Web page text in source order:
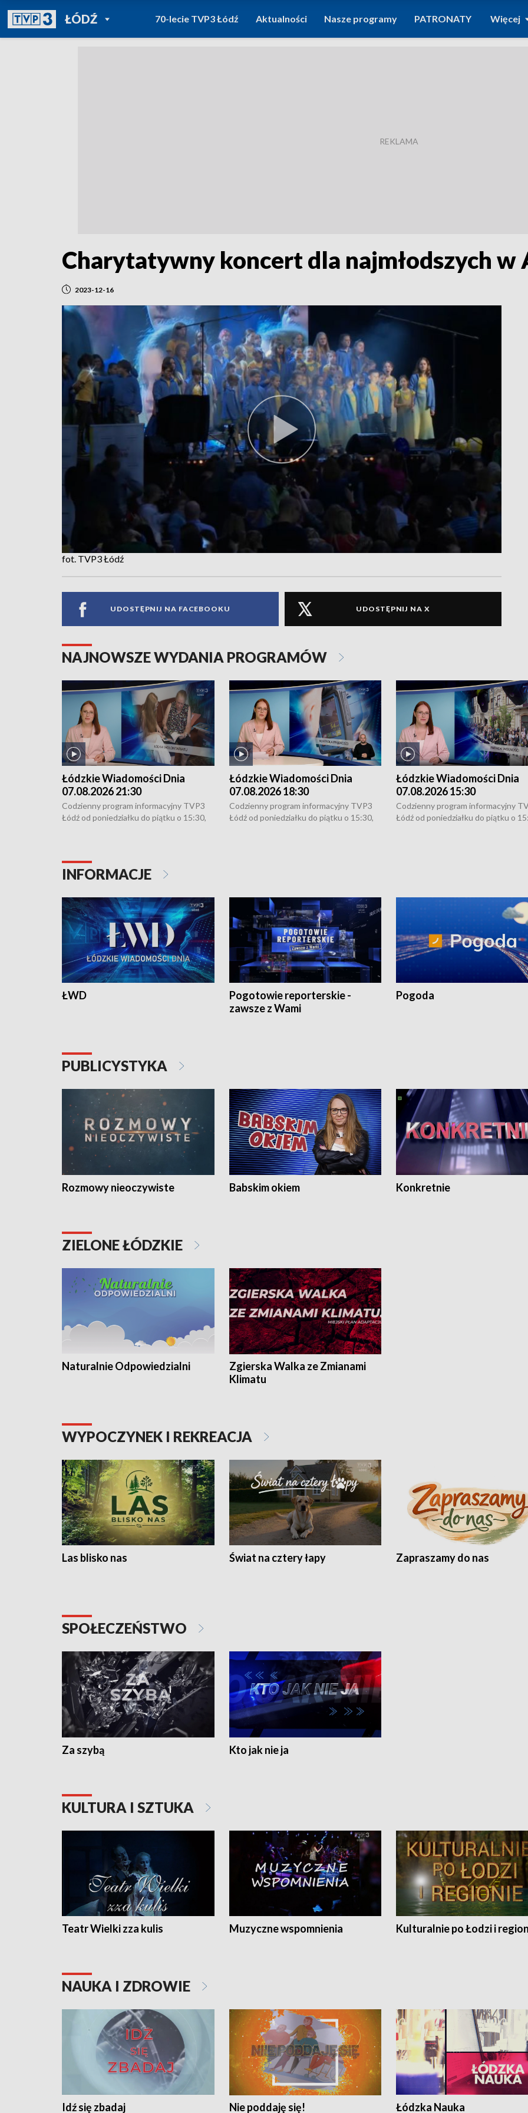
ŁÓDŹPOWRÓT DO
TVP REGIONY
70-lecie TVP3 Łódź Aktualności Nasze programy PATRONATY Więcej
Charytatywny koncert dla najmłodszych w
2023-12-16
fot. TVP3 Łódź
UDOSTĘPNIJ NA FACEBOOKU UDOSTĘPNIJ NA X
NAJNOWSZE WYDANIA PROGRAMÓW
Łódzkie Wiadomości Dnia
07.08.2026 21:30
Codzienny program informacyjny TVP3
Łódź od poniedziałku do piątku o 15:30,
Łódzkie Wiadomości Dnia
07.08.2026 18:30
Codzienny program informacyjny TVP3
Łódź od poniedziałku do piątku o 15:30,
Łódzkie Wiadomości Dnia
07.08.2026 15:30
Codzienny program informacyjny
Łódź od poniedziałku do piątku o
INFORMACJE
ŁWD
Pogotowie reporterskie -
zawsze z Wami
Pogoda
PUBLICYSTYKA
Rozmowy nieoczywiste Babskim okiem Konkretnie
ZIELONE ŁÓDZKIE
Naturalnie Odpowiedzialni
Zgierska Walka ze Zmianami
Klimatu
WYPOCZYNEK I REKREACJA
Las blisko nas Świat na cztery łapy Zapraszamy do nas
SPOŁECZEŃSTWO
Za szybą Kto jak nie ja
KULTURA I SZTUKA
Teatr Wielki zza kulis Muzyczne wspomnienia Kulturalnie po Łodzi i
NAUKA I ZDROWIE
Idź się zbadaj Nie poddaję się! Łódzka Nauka